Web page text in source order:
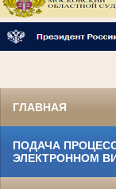
ГЛАВНАЯ
ПОДАЧА
ЭЛЕКТРОННОМ